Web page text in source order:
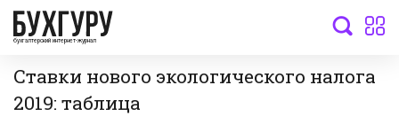
бухгалтерский интернет-журнал
Ставки нового экологического налога
2019: таблица